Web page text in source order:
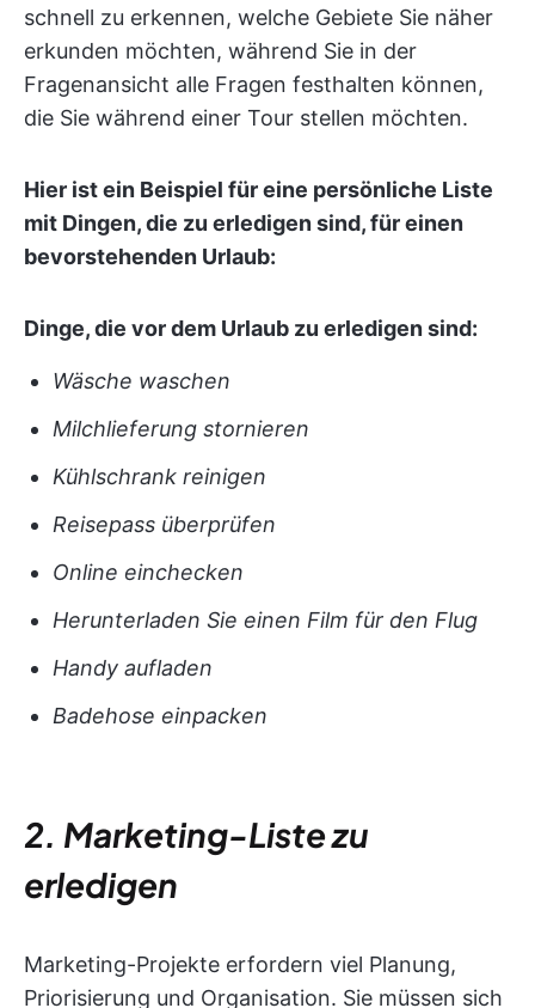
schnell zu erkennen, welche Gebiete Sie näher
erkunden möchten, während Sie in der
Fragenansicht alle Fragen festhalten können,
die Sie während einer Tour stellen möchten.
Hier ist ein Beispiel für eine persönliche Liste
mit Dingen, die zu erledigen sind, für einen
bevorstehenden Urlaub:
Dinge, die vor dem Urlaub zu erledigen sind:
Wäsche waschen
Milchlieferung stornieren
Kühlschrank reinigen
Reisepass überprüfen
Online einchecken
Herunterladen Sie einen Film für den Flug
Handy aufladen
Badehose einpacken
2. Marketing-Liste zu
erledigen
Marketing-Projekte erfordern viel Planung,
Priorisierung und Organisation. Sie müssen sich